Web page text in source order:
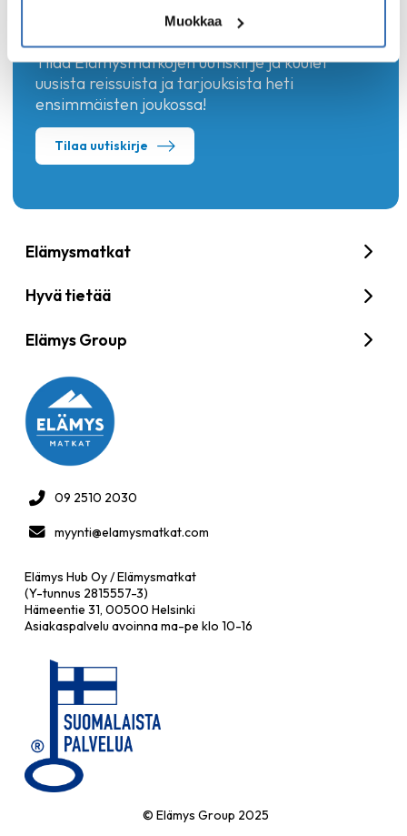
Muokkaa
uutiskirje
Tilaa Elämysmatkojen uutiskirje ja kuulet
uusista reissuista ja tarjouksista heti
ensimmäisten joukossa!
Tilaa uutiskirje
Elämysmatkat
Hyvä tietää
Elämys Group
09 2510 2030
myynti@elamysmatkat.com
Elämys Hub Oy / Elämysmatkat
(Y-tunnus 2815557-3)
Hämeentie 31, 00500 Helsinki
Asiakaspalvelu avoinna ma-pe klo 10-16
© Elämys Group 2025